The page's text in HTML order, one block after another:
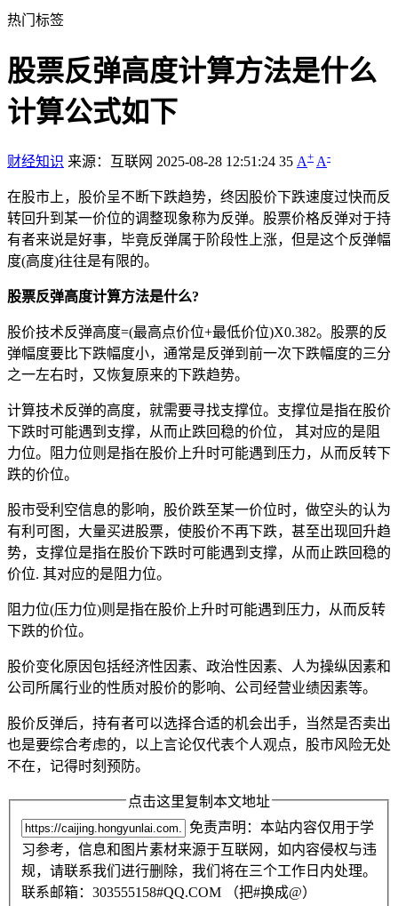
热门标签
股票反弹高度计算方法是什么
计算公式如下
财经知识 来源：互联网 2025-08-28 12:51:24 35 A+ A-
在股市上，股价呈不断下跌趋势，终因股价下跌速度过快而反
转回升到某一价位的调整现象称为反弹。股票价格反弹对于持
有者来说是好事，毕竟反弹属于阶段性上涨，但是这个反弹幅
度(高度)往往是有限的。
股票反弹高度计算方法是什么?
股价技术反弹高度=(最高点价位+最低价位)X0.382。股票的反
弹幅度要比下跌幅度小，通常是反弹到前一次下跌幅度的三分
之一左右时，又恢复原来的下跌趋势。
计算技术反弹的高度，就需要寻找支撑位。支撑位是指在股价
下跌时可能遇到支撑，从而止跌回稳的价位， 其对应的是阻
力位。阻力位则是指在股价上升时可能遇到压力，从而反转下
跌的价位。
股市受利空信息的影响，股价跌至某一价位时，做空头的认为
有利可图，大量买进股票，使股价不再下跌，甚至出现回升趋
势，支撑位是指在股价下跌时可能遇到支撑，从而止跌回稳的
价位. 其对应的是阻力位。
阻力位(压力位)则是指在股价上升时可能遇到压力，从而反转
下跌的价位。
股价变化原因包括经济性因素、政治性因素、人为操纵因素和
公司所属行业的性质对股价的影响、公司经营业绩因素等。
股价反弹后，持有者可以选择合适的机会出手，当然是否卖出
也是要综合考虑的，以上言论仅代表个人观点，股市风险无处
不在，记得时刻预防。
点击这里复制本文地址
免责声明：本站内容仅用于学
习参考，信息和图片素材来源于互联网，如内容侵权与违
规，请联系我们进行删除，我们将在三个工作日内处理。
联系邮箱：303555158#QQ.COM （把#换成@）